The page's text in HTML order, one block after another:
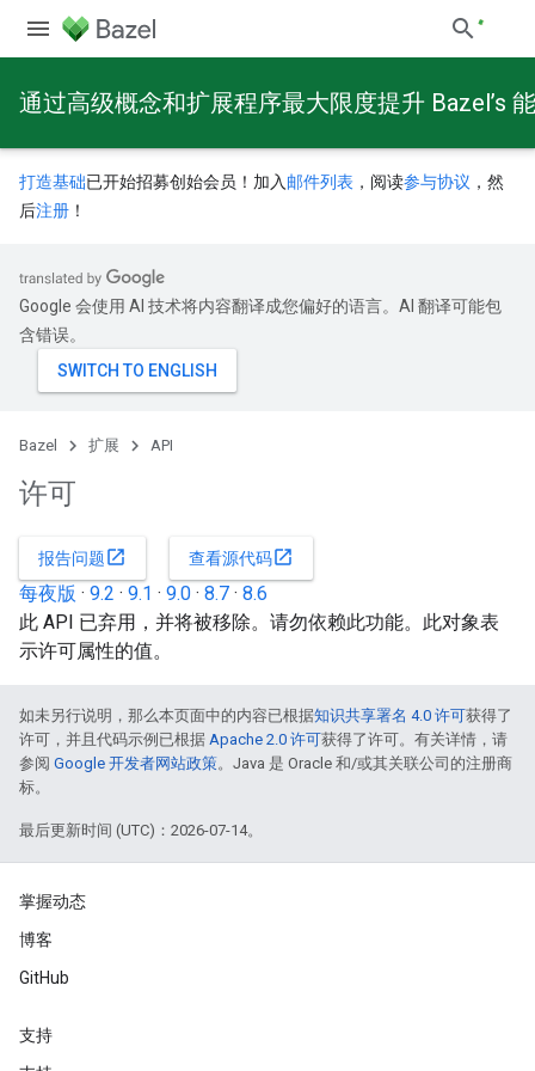
通过高级概念和扩展程序最大限度提升 Bazel’s
打造基础已开始招募创始会员！加入 邮件列表 ，阅读参与协议 ，然
后注册 ！
Google 会使用 AI 技术将内容翻译成您偏好的语言。AI 翻译可能包
含错误。
Bazel 扩展 API
许可
报告问题open_in_new 查看源代码open_in_new
每夜版 · 9.2 · 9.1 · 9.0 · 8.7 · 8.6
此 API 已弃用，并将被移除。请勿依赖此功能。此对象表
示许可属性的值。
如未另行说明，那么本页面中的内容已根据知识共享署名 4.0 许可获得了
许可，并且代码示例已根据 Apache 2.0 许可获得了许可。有关详情，请
参阅 Google 开发者网站政策。Java 是 Oracle 和/或其关联公司的注册商
标。
最后更新时间 (UTC)：2026-07-14。
掌握动态
博客
GitHub
支持